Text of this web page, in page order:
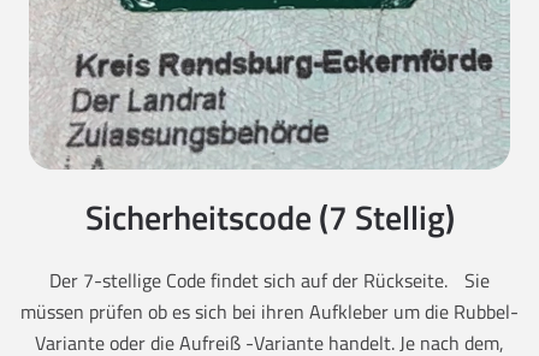
Sicherheitscode (7 Stellig)
Der 7-stellige Code findet sich auf der Rückseite. Sie
müssen prüfen ob es sich bei ihren Aufkleber um die Rubbel-
Variante oder die Aufreiß -Variante handelt. Je nach dem,